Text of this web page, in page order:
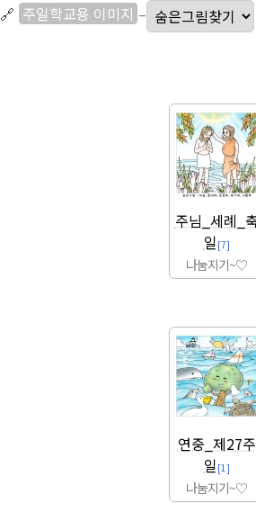
🔗 주일학교용 이미지 –
주님_세례_
일 [7]
나눔지기~♡
연중_제27주
일 [1]
나눔지기~♡